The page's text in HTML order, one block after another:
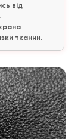
від
тканин.